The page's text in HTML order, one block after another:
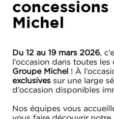
Michel
Du 12 au 19 mars 2026,
l’occasion dans toutes les
Groupe Michel ! À
exclusives sur une large
d’occasion disponibles
Nos équipes vous